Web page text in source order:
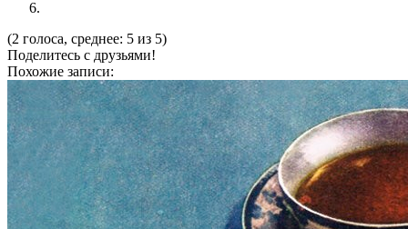
(2 голоса, среднее: 5 из 5)
Поделитесь с друзьями!
Похожие записи: